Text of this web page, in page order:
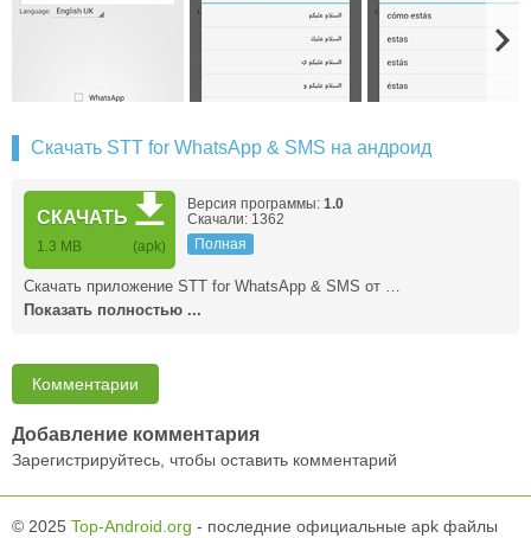
Скачать STT for WhatsApp & SMS на андроид
СКАЧАТЬ
1.3 MB (apk)
Версия программы: 1.0
Скачали: 1362
Полная
Скачать приложение STT for WhatsApp & SMS от …
Показать полностью ...
Комментарии
Добавление комментария
Зарегистрируйтесь, чтобы оставить комментарий
© 2025 Top-Android.org - последние официальные apk файлы